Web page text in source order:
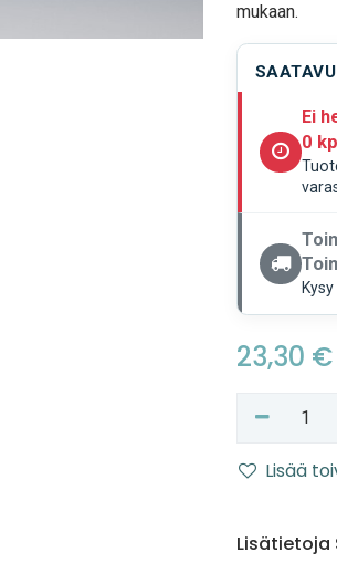
mukaan.
Ei
0
23,30 €
Lisää
Lisätietoja